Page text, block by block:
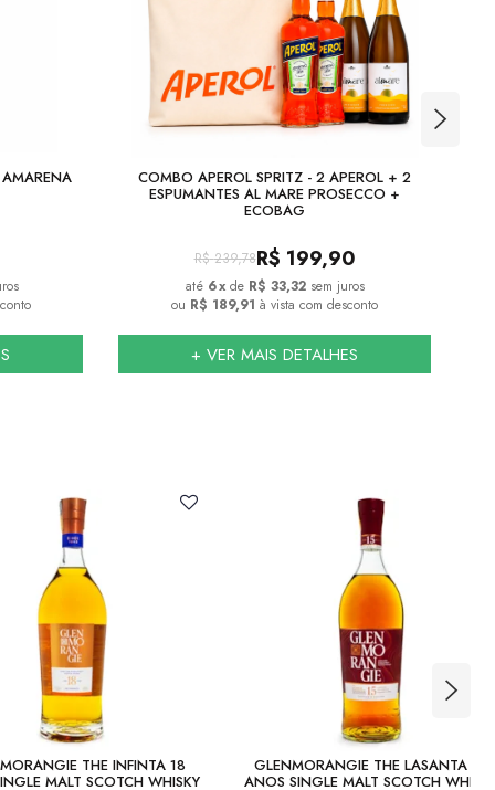
COMBO APEROL SPRITZ - 2 APEROL + 2
ESPUMANTES AL MARE PROSECCO +
ECOBAG
R$ 239,78R$ 199,90
6x de R$ 33,32 sem juros
ou R$ 189,91 à vista com desconto
+ VER MAIS DETALHES
THE INFINTA 18
MALT SCOTCH WHISKY
GLENMORANGIE THE LASANTA 15
ANOS SINGLE MALT SCOTCH